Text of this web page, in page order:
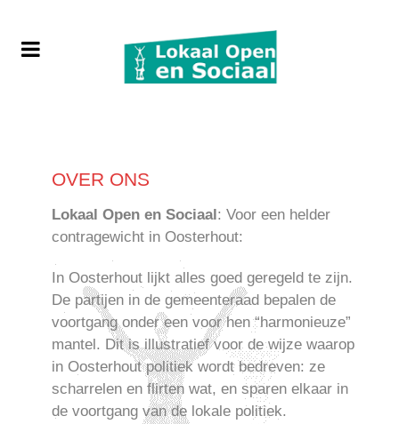
OVER ONS
Lokaal Open en Sociaal : Voor een helder
contragewicht in Oosterhout:
In Oosterhout lijkt alles goed geregeld te zijn.
De partijen in de gemeenteraad bepalen de
voortgang onder een voor hen “harmonieuze”
mantel. Dit is illustratief voor de wijze waarop
in Oosterhout politiek wordt bedreven: ze
scharrelen en flirten wat, en sparen elkaar in
de voortgang van de lokale politiek.